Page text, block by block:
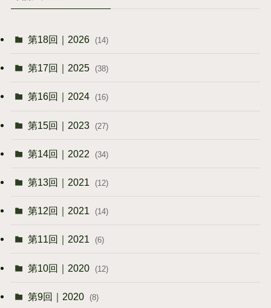
第18回｜2026 (14)
第17回｜2025 (38)
第16回｜2024 (16)
第15回｜2023 (27)
第14回｜2022 (34)
第13回｜2021 (12)
第12回｜2021 (14)
第11回｜2021 (6)
第10回｜2020 (12)
第9回｜2020 (8)